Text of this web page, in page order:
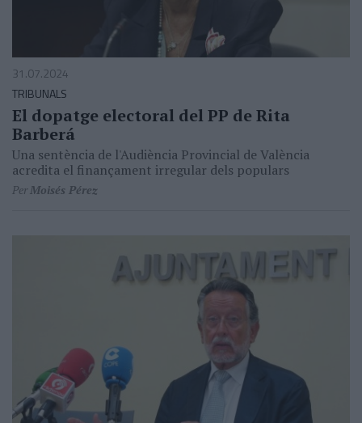
31.07.2024
TRIBUNALS
El dopatge electoral del PP de Rita
Barberá
Una sentència de l'Audiència Provincial de València
acredita el finançament irregular dels populars
PerMoisés Pérez